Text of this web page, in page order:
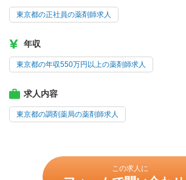
東京都の正社員の薬剤師求人
年収
東京都の年収550万円以上の薬剤師求人
求人内容
東京都の調剤薬局の薬剤師求人
この求人に